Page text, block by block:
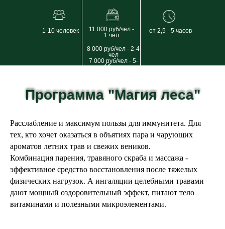
1-10 человек
11 000 руб/чел -
1 чел
от 2,5 - 5 часов
8 000 руб/чел - 2-4
чел
7 000 руб/чел - 5-
10 чел
Программа "Магия леса"
Программа "Магия леса"
Расслабление и максимум пользы для иммунитета. Для
тех, кто хочет оказаться в объятиях пара и чарующих
ароматов летних трав и свежих веников.
Комбинация парения, травяного скраба и массажа -
эффективное средство восстановления после тяжелых
физических нагрузок. А ингаляции целебными травами
дают мощный оздоровительный эффект, питают тело
витаминами и полезными микроэлементами.